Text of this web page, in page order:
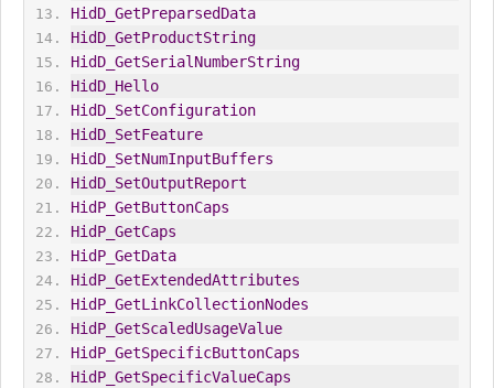
HidD_GetPreparsedData
HidD_GetProductString
HidD_GetSerialNumberString
HidD_Hello
HidD_SetConfiguration
HidD_SetFeature
HidD_SetNumInputBuffers
HidD_SetOutputReport
HidP_GetButtonCaps
HidP_GetCaps
HidP_GetData
HidP_GetExtendedAttributes
HidP_GetLinkCollectionNodes
HidP_GetScaledUsageValue
HidP_GetSpecificButtonCaps
HidP_GetSpecificValueCaps